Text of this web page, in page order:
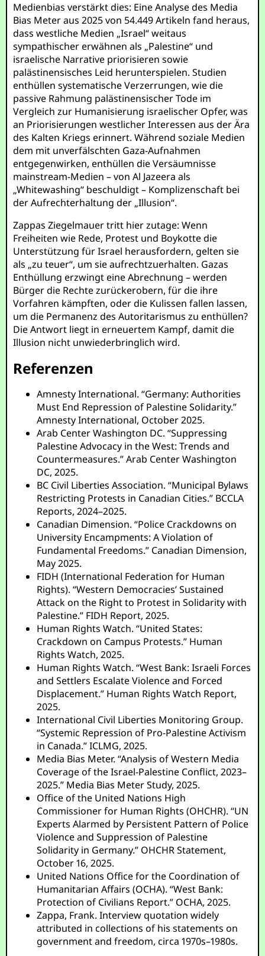
Medienbias verstärkt dies: Eine Analyse des Media
Bias Meter aus 2025 von 54.449 Artikeln fand heraus,
dass westliche Medien „Israel“ weitaus
sympathischer erwähnen als „Palestine“ und
israelische Narrative priorisieren sowie
palästinensisches Leid herunterspielen. Studien
enthüllen systematische Verzerrungen, wie die
passive Rahmung palästinensischer Tode im
Vergleich zur Humanisierung israelischer Opfer, was
an Priorisierungen westlicher Interessen aus der Ära
des Kalten Kriegs erinnert. Während soziale Medien
dem mit unverfälschten Gaza-Aufnahmen
entgegenwirken, enthüllen die Versäumnisse
mainstream-Medien – von Al Jazeera als
„Whitewashing“ beschuldigt – Komplizenschaft bei
der Aufrechterhaltung der „Illusion“.
Zappas Ziegelmauer tritt hier zutage: Wenn
Freiheiten wie Rede, Protest und Boykotte die
Unterstützung für Israel herausfordern, gelten sie
als „zu teuer“, um sie aufrechtzuerhalten. Gazas
Enthüllung erzwingt eine Abrechnung – werden
Bürger die Rechte zurückerobern, für die ihre
Vorfahren kämpften, oder die Kulissen fallen lassen,
um die Permanenz des Autoritarismus zu enthüllen?
Die Antwort liegt in erneuertem Kampf, damit die
Illusion nicht unwiederbringlich wird.
Referenzen
Amnesty International. “Germany: Authorities
Must End Repression of Palestine Solidarity.”
Amnesty International, October 2025.
Arab Center Washington DC. “Suppressing
Palestine Advocacy in the West: Trends and
Countermeasures.” Arab Center Washington
DC, 2025.
BC Civil Liberties Association. “Municipal Bylaws
Restricting Protests in Canadian Cities.” BCCLA
Reports, 2024–2025.
Canadian Dimension. “Police Crackdowns on
University Encampments: A Violation of
Fundamental Freedoms.” Canadian Dimension,
May 2025.
FIDH (International Federation for Human
Rights). “Western Democracies’ Sustained
Attack on the Right to Protest in Solidarity with
Palestine.” FIDH Report, 2025.
Human Rights Watch. “United States:
Crackdown on Campus Protests.” Human
Rights Watch, 2025.
Human Rights Watch. “West Bank: Israeli Forces
and Settlers Escalate Violence and Forced
Displacement.” Human Rights Watch Report,
2025.
International Civil Liberties Monitoring Group.
“Systemic Repression of Pro-Palestine Activism
in Canada.” ICLMG, 2025.
Media Bias Meter. “Analysis of Western Media
Coverage of the Israel-Palestine Conflict, 2023–
2025.” Media Bias Meter Study, 2025.
Office of the United Nations High
Commissioner for Human Rights (OHCHR). “UN
Experts Alarmed by Persistent Pattern of Police
Violence and Suppression of Palestine
Solidarity in Germany.” OHCHR Statement,
October 16, 2025.
United Nations Office for the Coordination of
Humanitarian Affairs (OCHA). “West Bank:
Protection of Civilians Report.” OCHA, 2025.
Zappa, Frank. Interview quotation widely
attributed in collections of his statements on
government and freedom, circa 1970s–1980s.